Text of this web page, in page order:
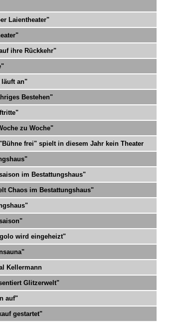
Laientheater"
ihre Rückkehr"
an"
Bestehen"
zu Woche"
frei" spielt in diesem Jahr kein Theater
im Bestattungshaus"
Chaos im Bestattungshaus"
wird eingeheizt"
Kellermann
Glitzerwelt"
auf"
gestartet"